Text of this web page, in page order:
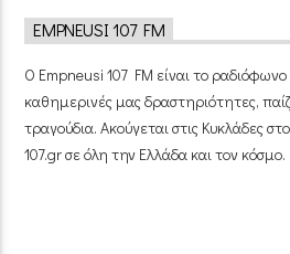
EMPNEUSI 107 FM
Ο Empneusi 107 FM είναι το
καθημερινές μας δραστηριότητες,
τραγούδια. Ακούγεται στις Κυκλάδες
107.gr σε όλη την Ελλάδα και τον κόσμο.